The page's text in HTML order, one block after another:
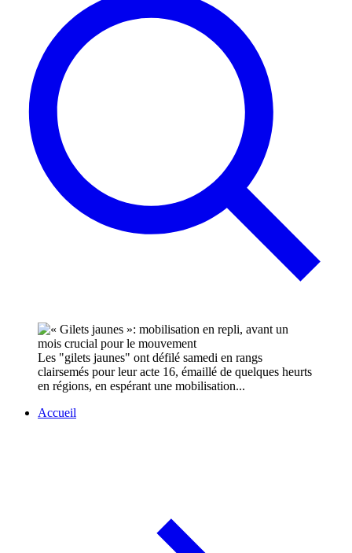
Les "gilets jaunes" ont défilé samedi en rangs
clairsemés pour leur acte 16, émaillé de quelques heurts
en régions, en espérant une mobilisation...
Accueil